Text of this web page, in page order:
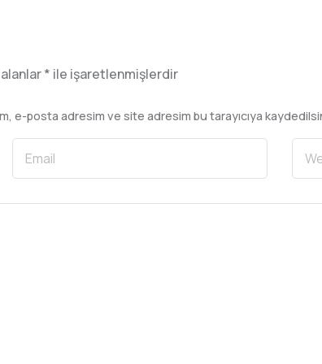
* ile işaretlenmişlerdir
e-posta adresim ve site adresim bu tarayıcıya